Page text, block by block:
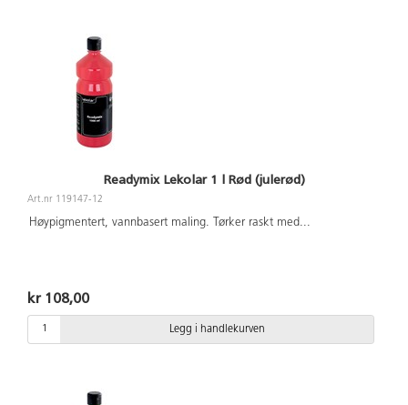
Readymix Lekolar 1 l Rød (julerød)
Art.nr 119147-12
Høypigmentert, vannbasert maling. Tørker raskt med...
kr 108,00
Legg i handlekurven